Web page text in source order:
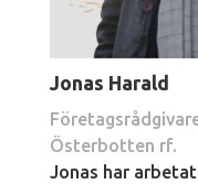
Jonas Harald
Österbotten rf.
Jonas har